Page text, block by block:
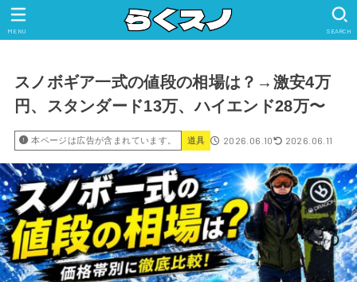
SEARCH
MENU
スノボギア一式の値段の相場は？→激安4万
円、スタンダード13万、ハイエンド28万〜
本ページは広告が含まれています。 道具 2026.06.10 2026.06.11